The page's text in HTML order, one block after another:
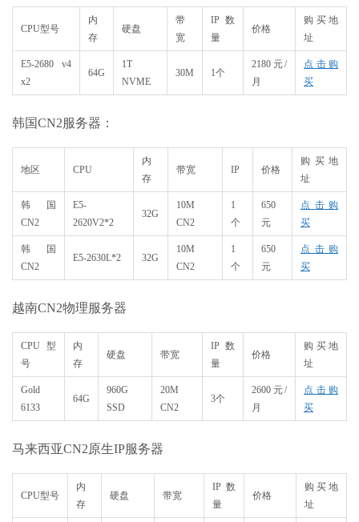
CPU型号
内
存
硬盘
带
宽
IP数
量
价格
购买地
址
E5-2680 v4
x2
64G
1T
NVME
30M 1个
2180元/
月
点击购
买
韩国CN2服务器：
地区 CPU
内
存
带宽 IP 价格
购买地
址
韩国
CN2
E5-
2620V2*2
32G
10M
CN2
1
个
650
元
点击购
买
韩国
CN2
E5-2630L*2 32G
10M
CN2
1
个
650
元
点击购
买
越南CN2物理服务器
CPU型
号
内
存
硬盘 带宽
IP数
量
价格
购买地
址
Gold
6133
64G
960G
SSD
20M
CN2
3个
2600元/
月
点击购
买
马来西亚CN2原生IP服务器
CPU型号
内
存
硬盘 带宽
IP数
量
价格
购买地
址